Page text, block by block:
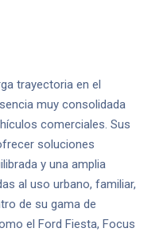
trayectoria en el
muy consolidada
comerciales. Sus
soluciones
y una amplia
al uso urbano, familiar,
de su gama de
el Ford Fiesta, Focus